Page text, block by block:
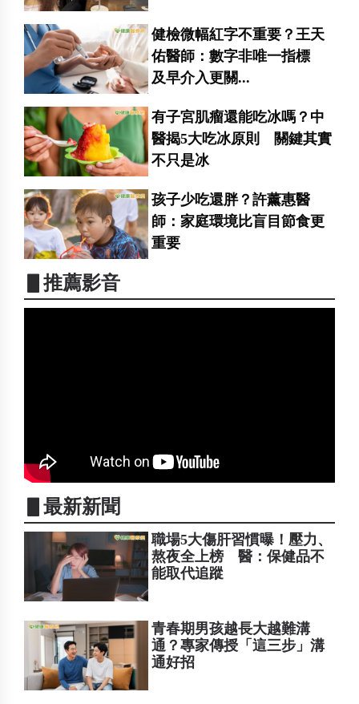
健檢微幅紅字不重要？王天
佑醫師：數字非唯一指標
及早介入更關...
有子宮肌瘤還能吃冰嗎？中
醫揭5大吃冰原則 關鍵其實
不只是冰
孩子少吃還胖？許薰惠醫
師：家庭環境比盲目節食更
重要
▋推薦影音
▋最新新聞
職場5大傷肝習慣曝！壓力、
熬夜全上榜 醫：保健品不
能取代追蹤
青春期男孩越長大越難溝
通？專家傳授「這三步」溝
通好招